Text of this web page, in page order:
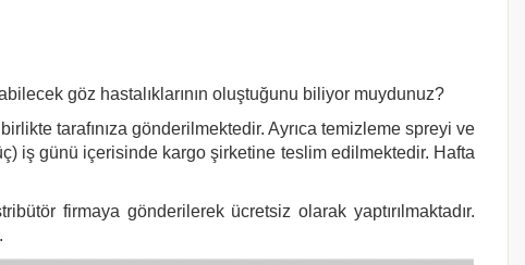
göz hastalıklarının oluştuğunu biliyor muydunuz?
tarafınıza gönderilmektedir. Ayrıca temizleme spreyi ve
iş günü içerisinde kargo şirketine teslim edilmektedir. Hafta
firmaya gönderilerek ücretsiz olarak yaptırılmaktadır.